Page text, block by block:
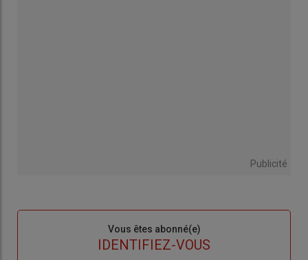
Publicité
Vous êtes abonné(e)
IDENTIFIEZ-VOUS